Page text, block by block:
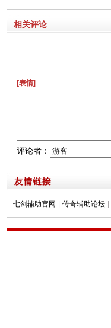
相关评论
[表情]
评论者：
七剑辅助官网 传奇辅助论坛